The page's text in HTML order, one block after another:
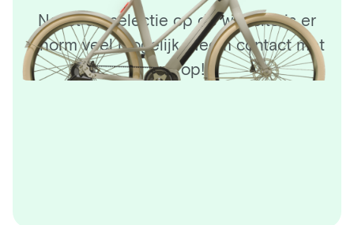
Naast de selectie op de website is er
enorm veel mogelijk. Neem contact met
ons op!